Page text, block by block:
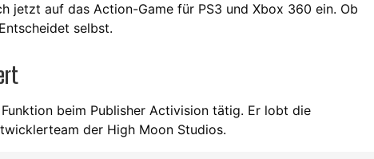
jetzt auf das Action-Game für PS3 und Xbox 360 ein. Ob
selbst.
beim Publisher Activision tätig. Er lobt die
der High Moon Studios.